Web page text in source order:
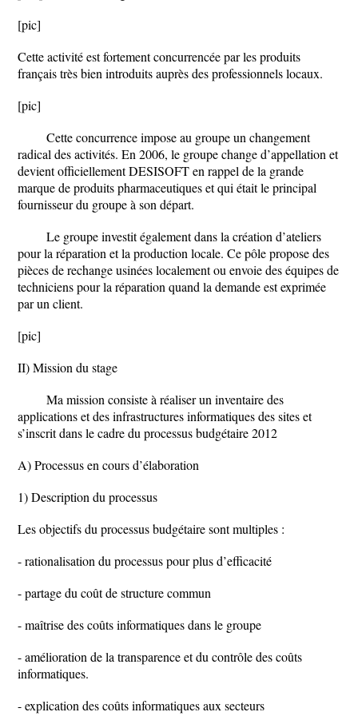
[pic]
Cette activité est fortement concurrencée par les produits
français très bien introduits auprès des professionnels locaux.
[pic]
Cette concurrence impose au groupe un changement
radical des activités. En 2006, le groupe change d’appellation et
devient officiellement DESISOFT en rappel de la grande
marque de produits pharmaceutiques et qui était le principal
fournisseur du groupe à son départ.
Le groupe investit également dans la création d’ateliers
pour la réparation et la production locale. Ce pôle propose des
pièces de rechange usinées localement ou envoie des équipes de
techniciens pour la réparation quand la demande est exprimée
par un client.
[pic]
II) Mission du stage
Ma mission consiste à réaliser un inventaire des
applications et des infrastructures informatiques des sites et
s’inscrit dans le cadre du processus budgétaire 2012
A) Processus en cours d’élaboration
1) Description du processus
Les objectifs du processus budgétaire sont multiples :
- rationalisation du processus pour plus d’efficacité
- partage du coût de structure commun
- maîtrise des coûts informatiques dans le groupe
- amélioration de la transparence et du contrôle des coûts
informatiques.
- explication des coûts informatiques aux secteurs